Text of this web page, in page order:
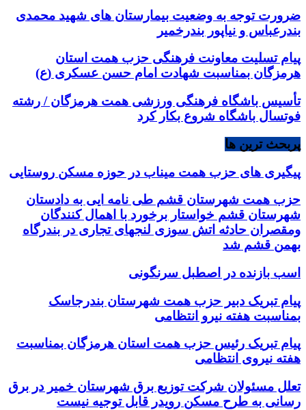
ضرورت توجه به وضعیت بیمارستان های شهید محمدی
بندرعباس و نیاپور بندرخمیر
پیام تسلیت معاونت فرهنگی حزب همت استان
هرمزگان بمناسبت شهادت امام حسن عسکری (ع)
تأسیس باشگاه فرهنگی ورزشی همت هرمزگان / رشته
فوتسال باشگاه شروع بکار کرد
پربحث ترین ها
پیگیری های حزب همت میناب در حوزه مسکن روستایی
حزب همت شهرستان قشم طی نامه ایی به دادستان
شهرستان قشم خواستار برخورد با اهمال کنندگان
ومقصران حادثه اتش سوزی لنجهای تجاری در بندرگاه
بهمن قشم شد
اسب بازنده در اصطبل سرنگونی
پیام تبریک دبیر حزب همت شهرستان بندرجاسک
بمناسبت هفته نیرو انتظامی
پیام تبریک رئیس حزب همت استان هرمزگان بمناسبت
هفته نیروی انتظامی
تعلل مسئولان شرکت توزیع برق شهرستان خمیر در برق
رسانی به طرح مسکن رویدر قابل توجیه نیست